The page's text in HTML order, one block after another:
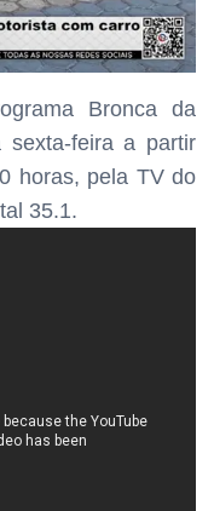
Bronca da
sexta-feira a partir
horas, pela TV do
35.1.